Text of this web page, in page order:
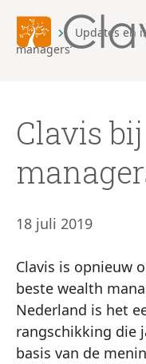
Home Updates en
managers’
Clavis
18 juli 2019
Clavis is opnieuw
beste wealth
Nederland is het
rangschikking die
basis van de